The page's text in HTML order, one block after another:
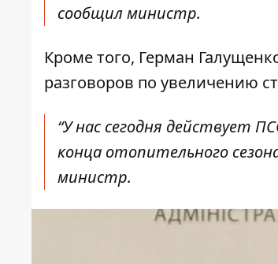
сообщил министр.
Кроме того, Герман
разговоров по увеличению
“У нас сегодня действует
конца отопительного
министр.